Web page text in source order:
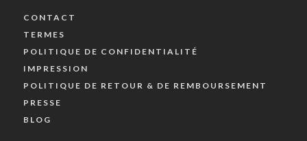
CONTACT
TERMES
POLITIQUE DE CONFIDENTIALITÉ
IMPRESSION
POLITIQUE DE RETOUR & DE REMBOURSEMENT
PRESSE
BLOG